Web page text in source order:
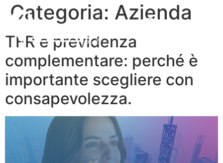
Categoria: Azienda
TFR e previdenza
complementare: perché è
importante scegliere con
consapevolezza.